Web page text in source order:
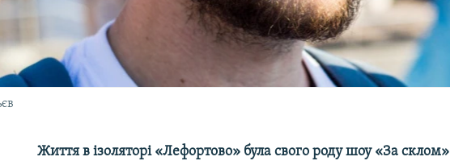
Життя в ізоляторі «Лефортово» була свого роду шоу «За склом»